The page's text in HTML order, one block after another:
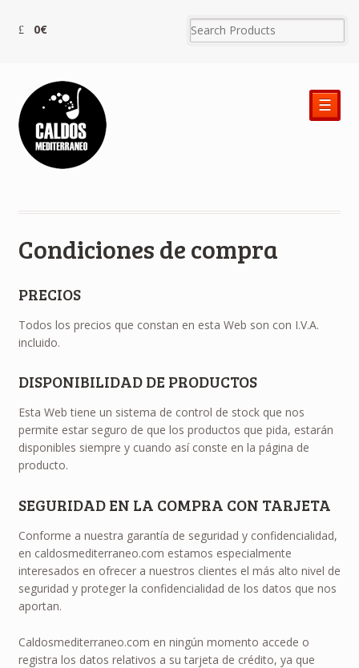
0€
☰
Condiciones de compra
PRECIOS
Todos los precios que constan en esta Web son con I.V.A.
incluido.
DISPONIBILIDAD DE PRODUCTOS
Esta Web tiene un sistema de control de stock que nos
permite estar seguro de que los productos que pida, estarán
disponibles siempre y cuando así conste en la página de
producto.
SEGURIDAD EN LA COMPRA CON TARJETA
Conforme a nuestra garantía de seguridad y confidencialidad,
en caldosmediterraneo.com estamos especialmente
interesados en ofrecer a nuestros clientes el más alto nivel de
seguridad y proteger la confidencialidad de los datos que nos
aportan.
Caldosmediterraneo.com en ningún momento accede o
registra los datos relativos a su tarjeta de crédito, ya que